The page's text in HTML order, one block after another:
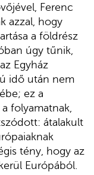
Ferenc
azzal, hogy
a földrész
úgy tűnik,
Egyház
idő után nem
ez a
folyamatnak,
átalakult
tény, hogy az
Európából.